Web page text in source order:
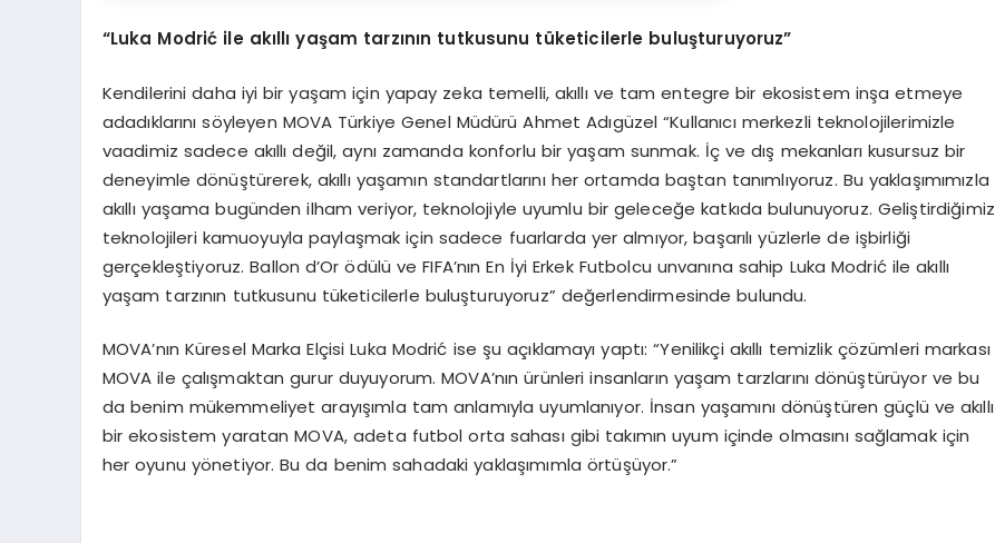
“Luka Modrić ile akıllıyaşam tarzının tutkusunu tüketicilerle buluşturuyoruz”
Kendilerini daha iyi bir yaşam için yapay zeka temelli, akıllı ve tam entegre bir ekosistem inşa etmeye
adadıklarını söyleyen MOVA Türkiye Genel Müdürü Ahmet Adıgüzel “Kullanıcı merkezli teknolojilerimizle
vaadimiz sadece akıllı değil, aynı zamanda konforlu bir yaşam sunmak. İç ve dış mekanları kusursuz bir
deneyimle dönüştürerek, akıllı yaşamın standartlarını her ortamda baştan tanımlıyoruz. Bu yaklaşımımızla
akıllı yaşama bugünden ilham veriyor, teknolojiyle uyumlu bir geleceğe katkıda bulunuyoruz. Geliştirdiğimiz
teknolojileri kamuoyuyla paylaşmak için sadece fuarlarda yer almıyor, başarılı yüzlerle de işbirliği
gerçekleştiyoruz. Ballon d’Or ödülü ve FIFA’nın En İyi Erkek Futbolcu unvanına sahip Luka Modrić ile akıllı
yaşam tarzının tutkusunu tüketicilerle buluşturuyoruz” değerlendirmesinde bulundu.
MOVA’nın Küresel Marka Elçisi Luka Modrić ise şu açıklamayı yaptı: “Yenilikçi akıllı temizlik çözümleri markası
MOVA ile çalışmaktan gurur duyuyorum. MOVA’nın ürünleri insanların yaşam tarzlarını dönüştürüyor ve bu
da benim mükemmeliyet arayışımla tam anlamıyla uyumlanıyor. İnsan yaşamını dönüştüren güçlü ve akıllı
bir ekosistem yaratan MOVA, adeta futbol orta sahası gibi takımın uyum içinde olmasını sağlamak için
her oyunu yönetiyor. Bu da benim sahadaki yaklaşımımla örtüşüyor.”